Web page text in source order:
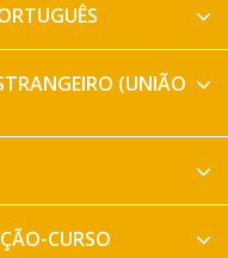
(UNIÃO
CURSO